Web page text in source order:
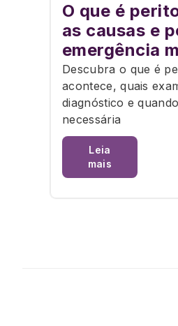
O que é
as causas e
emergência
Descubra o que é
acontece, quais
diagnóstico e
necessária
Leia
mais